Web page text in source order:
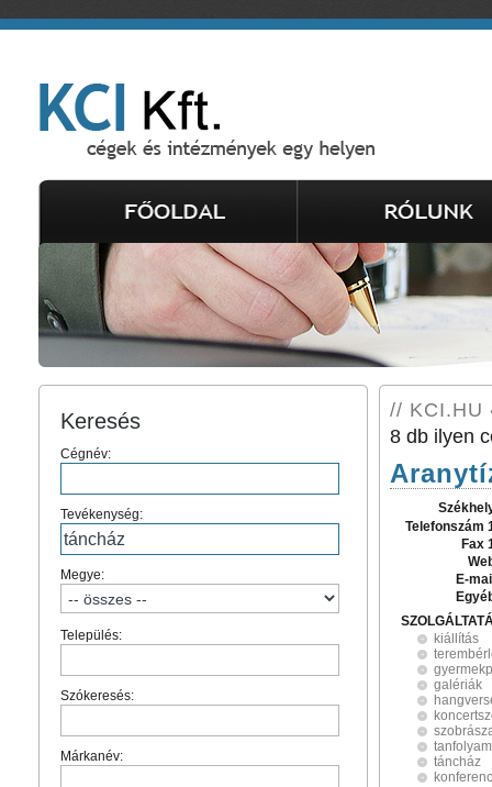
Keresés
Cégnév:
Tevékenység:
Megye:
Település:
Szókeresés:
Márkanév:
// KCI.HU
8 db ilyen
Telefonszám
Fax
E-
kiállítás
galériák
táncház